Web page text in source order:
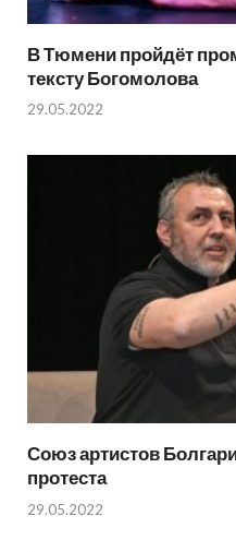
В Тюмени пройдёт
тексту Богомолова
29.05.2022
Союз артистов
протеста
29.05.2022